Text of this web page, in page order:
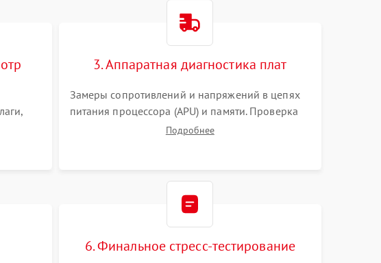
3. Аппаратная диагностика плат
Замеры сопротивлений и напряжений в цепях
питания процессора (APU) и памяти. Проверка
HDMI-контроллера, микросхем флеш-памяти и
Подробнее
6. Финальное стресс-тестирование